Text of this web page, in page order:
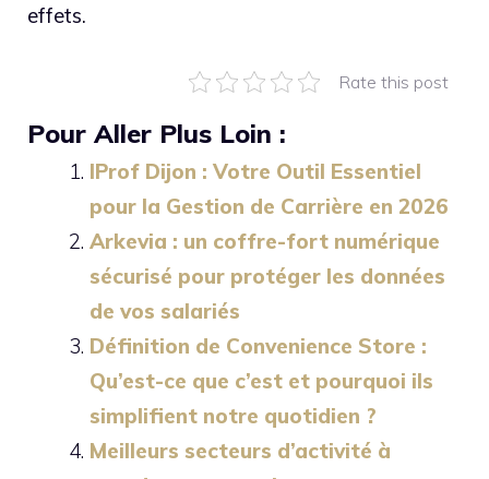
effets.
Rate this post
Pour Aller Plus Loin :
IProf Dijon : Votre Outil Essentiel
pour la Gestion de Carrière en 2026
Arkevia : un coffre-fort numérique
sécurisé pour protéger les données
de vos salariés
Définition de Convenience Store :
Qu’est-ce que c’est et pourquoi ils
simplifient notre quotidien ?
Meilleurs secteurs d’activité à